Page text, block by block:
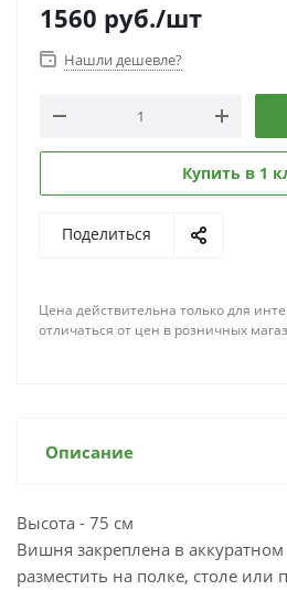
1560 руб./шт
Нашли дешевле?
Купить в 1
Поделиться
Цена действительна только для
отличаться от цен в розничных
Описание
Высота - 75 см
Вишня закреплена в
разместить на полке, столе